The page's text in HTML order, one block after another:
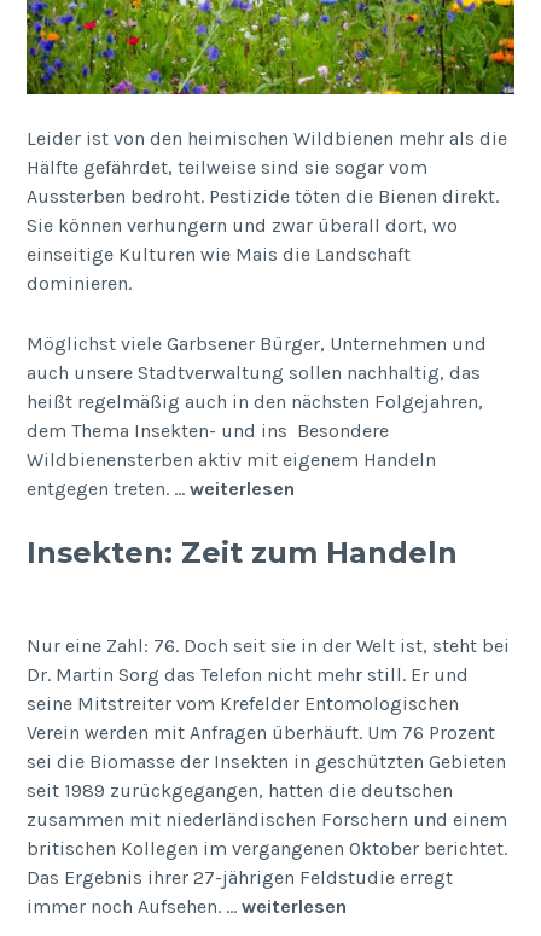
Leider ist von den heimischen Wildbienen mehr als die
Hälfte gefährdet, teilweise sind sie sogar vom
Aussterben bedroht. Pestizide töten die Bienen direkt.
Sie können verhungern und zwar überall dort, wo
einseitige Kulturen wie Mais die Landschaft
dominieren.
Möglichst viele Garbsener Bürger, Unternehmen und
auch unsere Stadtverwaltung sollen nachhaltig, das
heißt regelmäßig auch in den nächsten Folgejahren,
dem Thema Insekten- und ins Besondere
Wildbienensterben aktiv mit eigenem Handeln
entgegen treten. …weiterlesen
Insekten: Zeit zum Handeln
Nur eine Zahl: 76. Doch seit sie in der Welt ist, steht bei
Dr. Martin Sorg das Telefon nicht mehr still. Er und
seine Mitstreiter vom Krefelder Entomologischen
Verein werden mit Anfragen überhäuft. Um 76 Prozent
sei die Biomasse der Insekten in geschützten Gebieten
seit 1989 zurückgegangen, hatten die deutschen
zusammen mit niederländischen Forschern und einem
britischen Kollegen im vergangenen Oktober berichtet.
Das Ergebnis ihrer 27-jährigen Feldstudie erregt
immer noch Aufsehen. …weiterlesen